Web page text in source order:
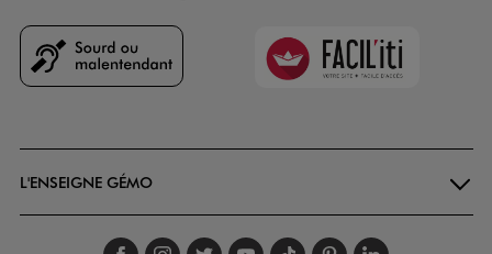
Faciliti
L'ENSEIGNE GÉMO